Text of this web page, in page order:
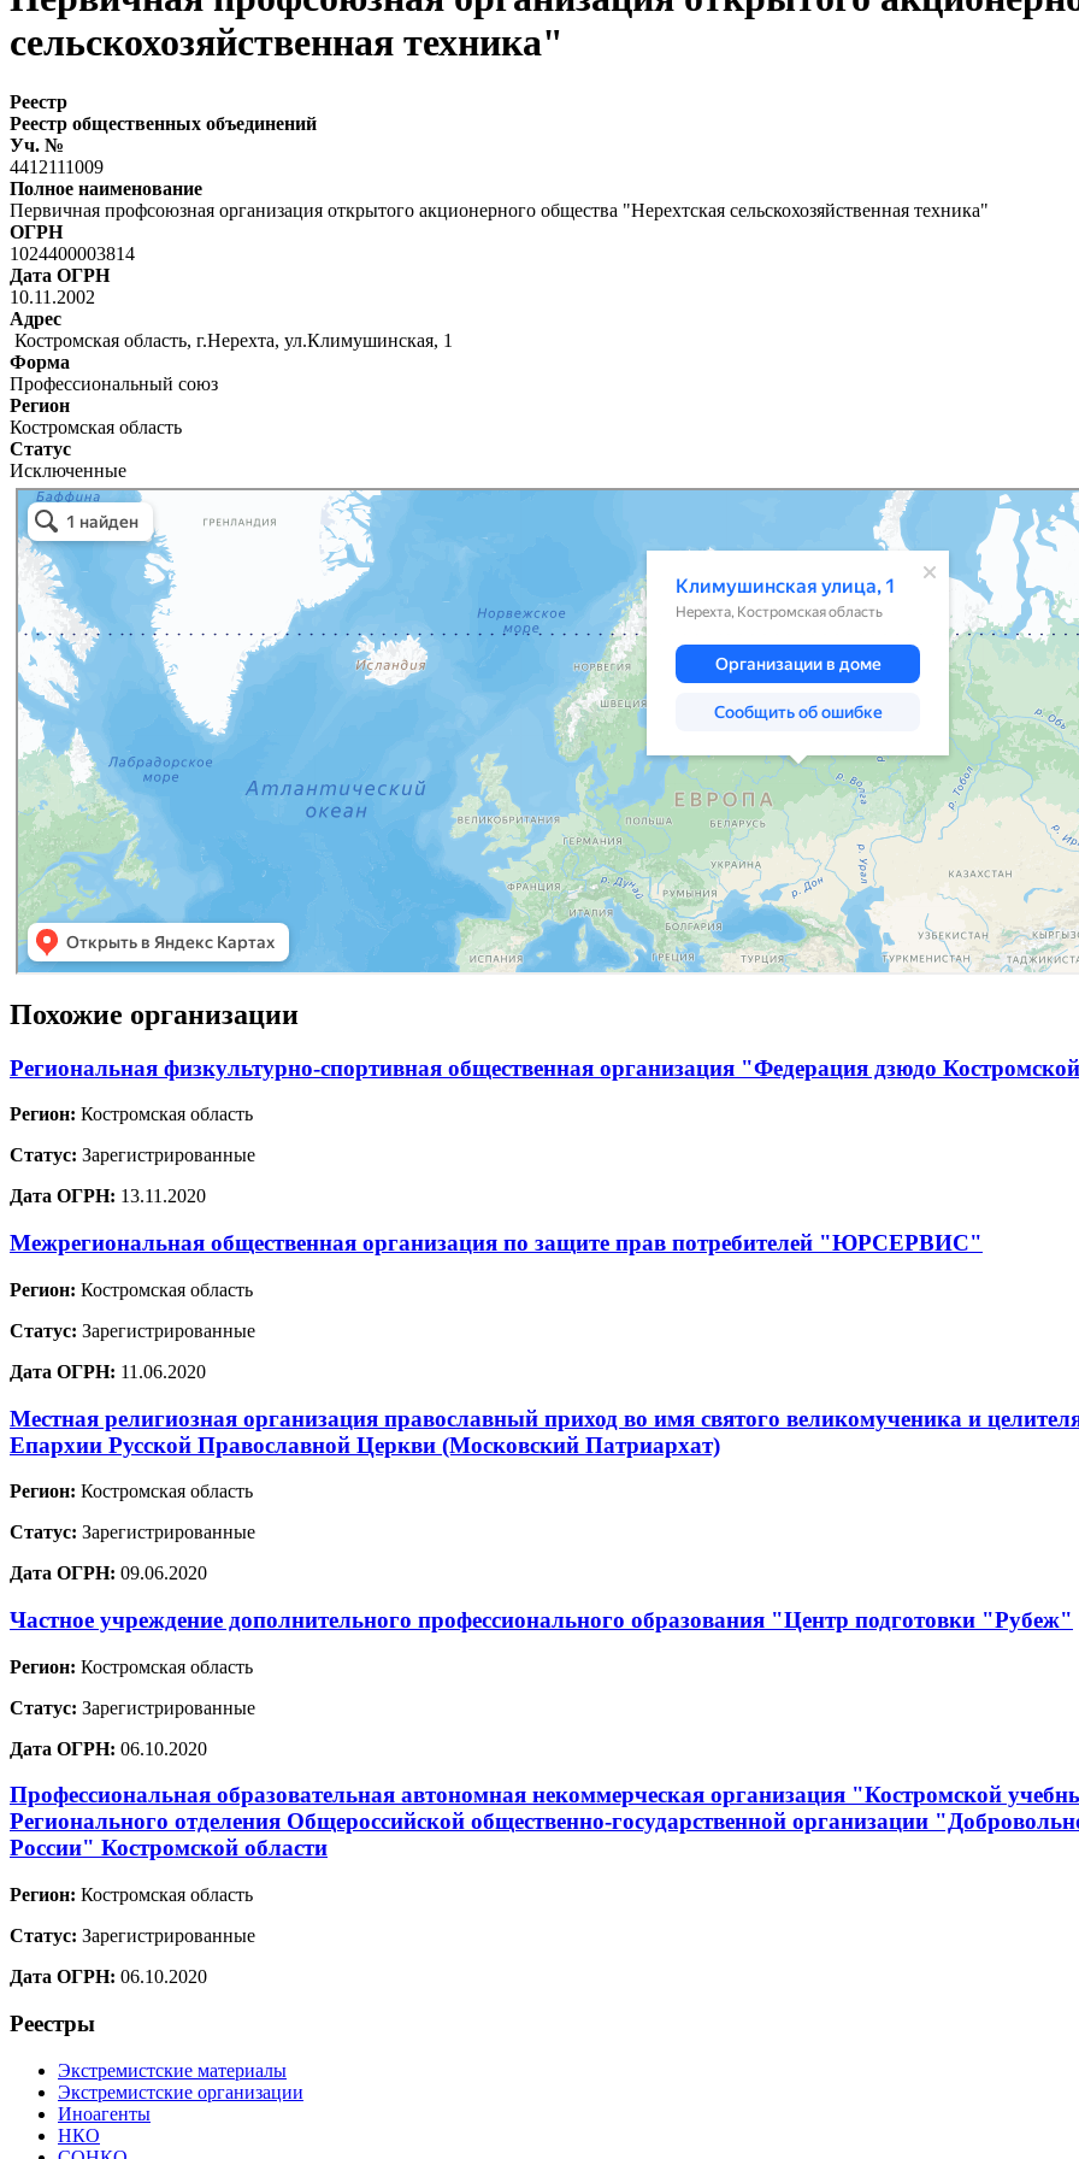
сельскохозяйственная техника"
Реестр
Реестр общественных объединений
Уч. №
4412111009
Полное наименование
Первичная профсоюзная организация открытого акционерного общества "Нерехтская сельскохозяйственная техника"
ОГРН
1024400003814
Дата ОГРН
10.11.2002
Адрес
Костромская область, г.Нерехта, ул.Климушинская, 1
Форма
Профессиональный союз
Регион
Костромская область
Статус
Исключенные
Похожие организации
Региональная физкультурно-спортивная общественная организация "Федерация дзюдо
Регион: Костромская область
Статус: Зарегистрированные
Дата ОГРН: 13.11.2020
Межрегиональная общественная организация по защите прав потребителей "ЮРСЕРВИС"
Регион: Костромская область
Статус: Зарегистрированные
Дата ОГРН: 11.06.2020
Местная религиозная организация православный приход во имя святого великомученика и
Епархии Русской Православной Церкви (Московский Патриархат)
Регион: Костромская область
Статус: Зарегистрированные
Дата ОГРН: 09.06.2020
Частное учреждение дополнительного профессионального образования "Центр подготовки "Рубеж"
Регион: Костромская область
Статус: Зарегистрированные
Дата ОГРН: 06.10.2020
Профессиональная образовательная автономная некоммерческая организация "Костромской
Регионального отделения Общероссийской общественно-государственной организации
России" Костромской области
Регион: Костромская область
Статус: Зарегистрированные
Дата ОГРН: 06.10.2020
Реестры
Экстремистские материалы
Экстремистские организации
Иноагенты
НКО